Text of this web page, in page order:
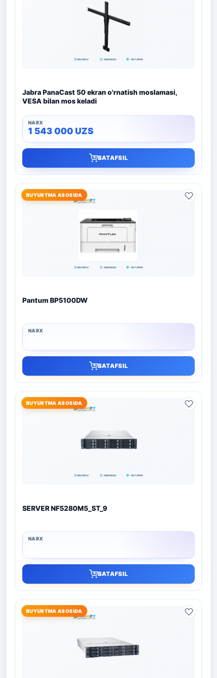
Jabra PanaCast 50 ekran o'rnatish moslamasi,
VESA bilan mos keladi
1 543 000UZS
BATAFSIL
BUYURTMA ASOSIDA
Pantum BP5100DW
BATAFSIL
BUYURTMA ASOSIDA
SERVER NF5280M5_ST_9
BATAFSIL
BUYURTMA ASOSIDA